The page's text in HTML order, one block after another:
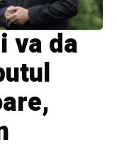
va da